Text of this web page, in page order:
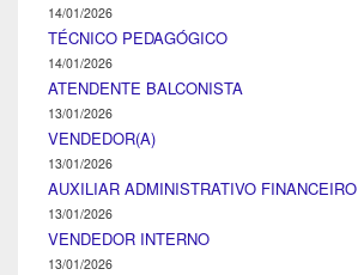
14/01/2026
TÉCNICO PEDAGÓGICO
14/01/2026
ATENDENTE BALCONISTA
13/01/2026
VENDEDOR(A)
13/01/2026
AUXILIAR ADMINISTRATIVO FINANCEIRO
13/01/2026
VENDEDOR INTERNO
13/01/2026